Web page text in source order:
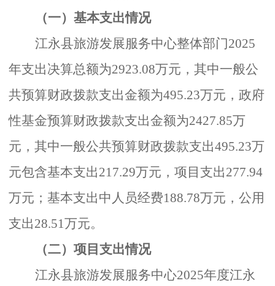
（一）基本支出情况
江永县旅游发展服务中心整体部门2025
年支出决算总额为2923.08万元，其中一般公
共预算财政拨款支出金额为495.23万元，政府
性基金预算财政拨款支出金额为2427.85万
元，其中一般公共预算财政拨款支出495.23万
元包含基本支出217.29万元，项目支出277.94
万元；基本支出中人员经费188.78万元，公用
支出28.51万元。
（二）项目支出情况
江永县旅游发展服务中心2025年度江永